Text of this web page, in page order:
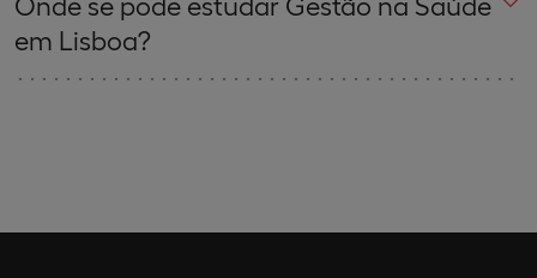
em Lisboa?